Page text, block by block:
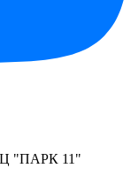
"ПАРК 11"